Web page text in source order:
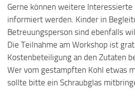
Gerne können weitere
informiert werden. Kinder in
Betreuungsperson sind ebenfalls
Die Teilnahme am Workshop ist
Kostenbeteiligung an den Zutaten
Wer vom gestampften Kohl etwas
sollte bitte ein Schraubglas